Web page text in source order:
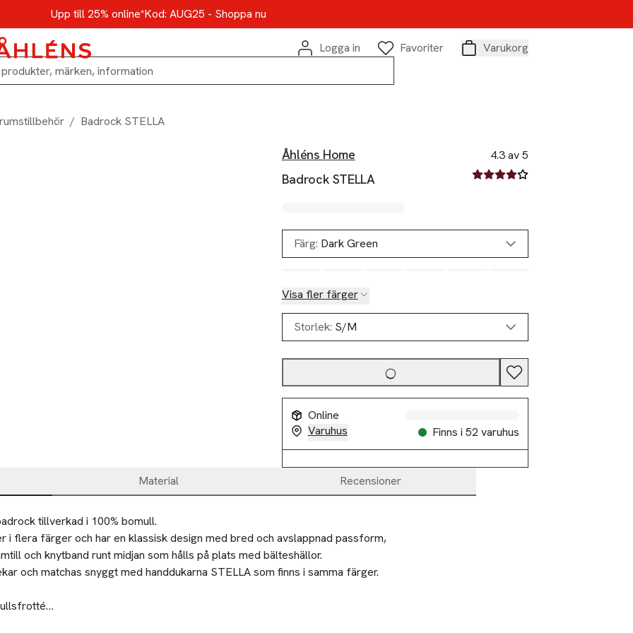
Upp till 25% online*Kod: AUG25 - Shoppa nu
Logga in
Favoriter
Varukorg
/ Badrock STELLA
Åhléns Home
Badrock STELLA
4.3 av 5
4.3 av fem stjärnor
Färg: Dark Green
Slut i lager
Slut i lager
Visa fler färger
Storlek: S/M
Online
Varuhus
Finns i 52 varuhus
Material Recensioner
tillverkad i 100% bomull.
i flera färger och har en klassisk design med bred och avslappnad passform,
och knytband runt midjan som hålls på plats med bälteshällor.
och matchas snyggt med handdukarna STELLA som finns i samma färger.
färger